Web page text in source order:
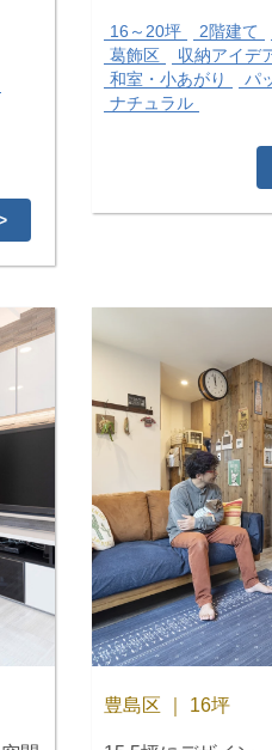
16～20坪 2階建て
葛飾区
収納アイデ
和室・小あがり
パ
ナチュラル
豊島区 ｜ 16坪